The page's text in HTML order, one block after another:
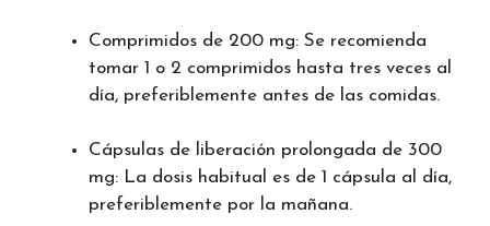
Comprimidos de 200 mg: Se recomienda
tomar 1 o 2 comprimidos hasta tres veces al
día, preferiblemente antes de las comidas.
Cápsulas de liberación prolongada de 300
mg: La dosis habitual es de 1 cápsula al día,
preferiblemente por la mañana.